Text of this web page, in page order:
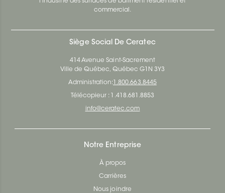
commercial.
Siège Social De Ceratec
414 Avenue Saint-Sacrement
Ville de Québec, Québec G1N 3Y3
Administration: 1.800.663.8445
Télécopieur : 1.418.681.8853
info@ceratec.com
Notre Entreprise
À propos
Carrières
Nous joindre